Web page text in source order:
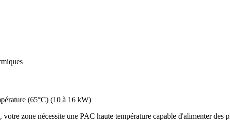
(65°C) (10 à 16 kW)
zone nécessite une PAC haute température capable d'alimenter des